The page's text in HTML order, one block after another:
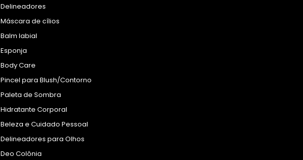
Delineadores
Máscara de cílios
Balm labial
Esponja
Body Care
Pincel para Blush/Contorno
Paleta de Sombra
Hidratante Corporal
Beleza e Cuidado Pessoal
Delineadores para Olhos
Deo Colônia